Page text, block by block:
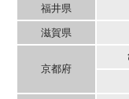
福井県
滋賀県
京都府